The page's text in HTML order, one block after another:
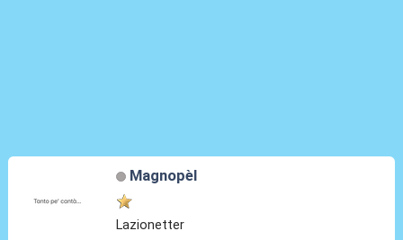
Magnopèl
Lazionetter